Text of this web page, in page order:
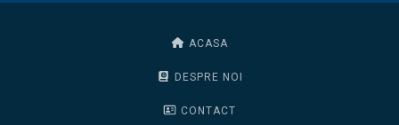
ACASA
DESPRE NOI
CONTACT